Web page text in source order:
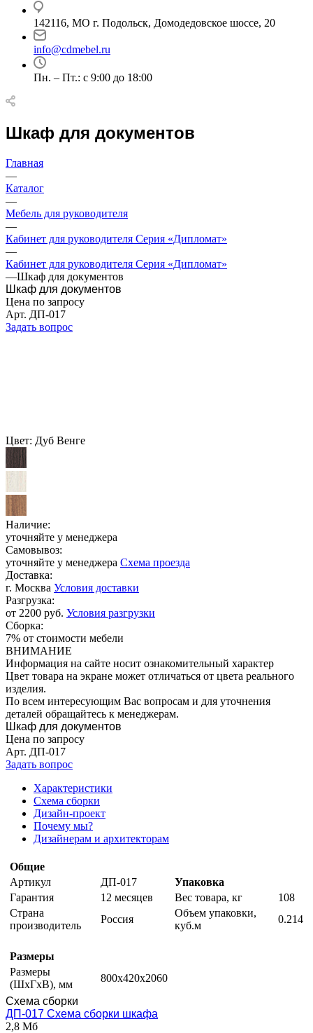
142116, МО г. Подольск, Домодедовское шоссе, 20
info@cdmebel.ru
Пн. – Пт.: с 9:00 до 18:00
Шкаф для документов
Главная
—
Каталог
—
Мебель для руководителя
—
Кабинет для руководителя Серия «Дипломат»
—
Кабинет для руководителя Серия «Дипломат»
—Шкаф для документов
Шкаф для документов
Цена по запросу
Арт. ДП-017
Задать вопрос
Цвет: Дуб Венге
Наличие:
уточняйте у менеджера
Самовывоз:
уточняйте у менеджера Схема проезда
Доставка:
г. Москва Условия доставки
Разгрузка:
от 2200 руб. Условия разгрузки
Сборка:
7% от стоимости мебели
ВНИМАНИЕ
Информация на сайте носит ознакомительный характер
Цвет товара на экране может отличаться от цвета реального
изделия.
По всем интересующим Вас вопросам и для уточнения
деталей обращайтесь к менеджерам.
Шкаф для документов
Цена по запросу
Арт. ДП-017
Задать вопрос
Характеристики
Схема сборки
Дизайн-проект
Почему мы?
Дизайнерам и архитекторам
Общие
Артикул
ДП-017
Гарантия
12 месяцев
Страна
производитель
Россия
Размеры
Размеры
(ШxГxВ), мм
800x420x2060
Упаковка
Вес товара, кг
108
Объем упаковки,
куб.м
0.214
Схема сборки
ДП-017 Схема сборки шкафа
2,8 Мб